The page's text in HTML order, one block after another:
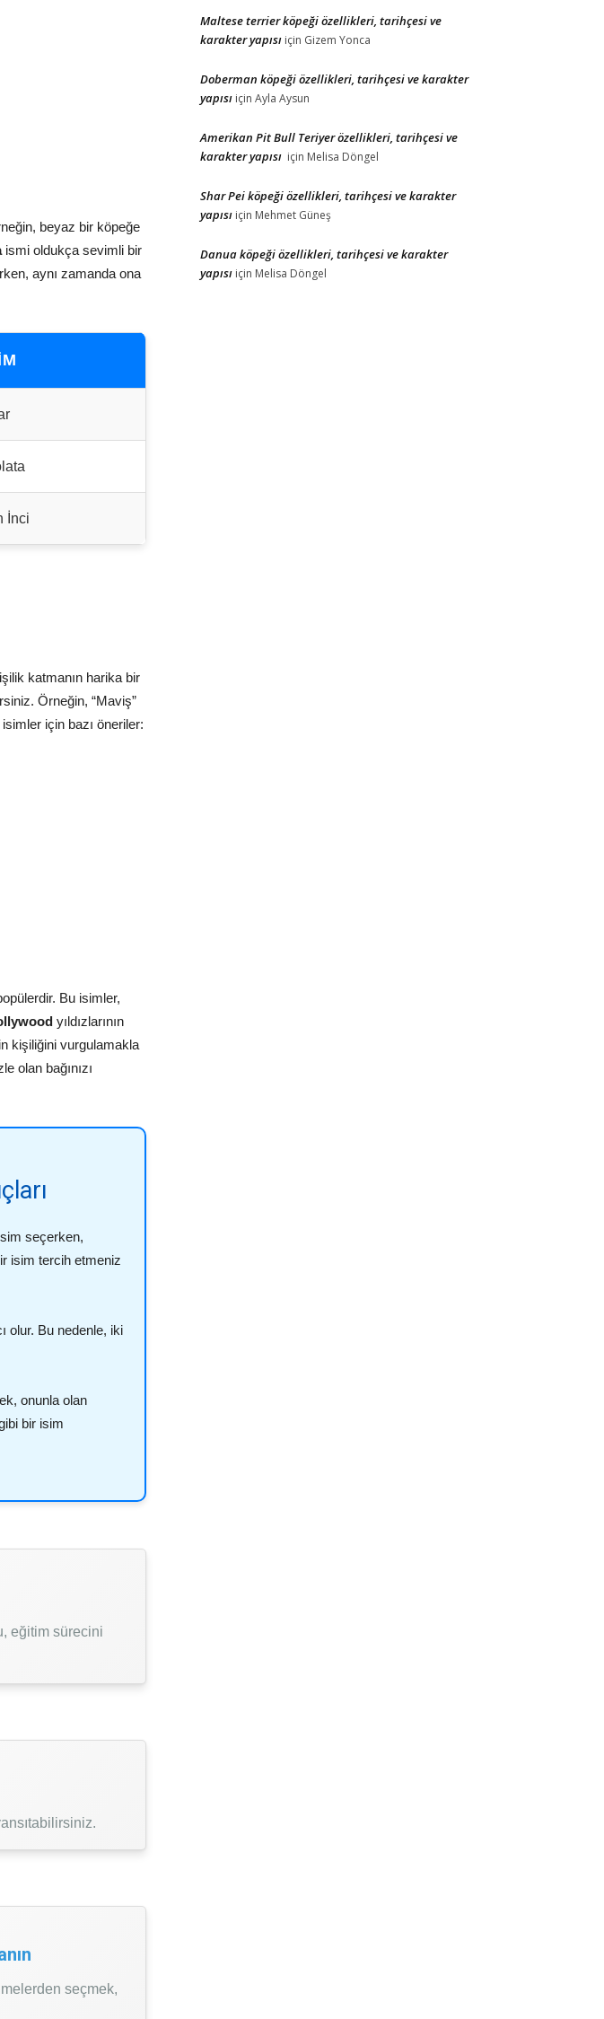
beyaz bir köpeğe
ismi oldukça sevimli bir
aynı zamanda ona
İnci
katmanın harika bir
Örneğin, “Maviş”
için bazı öneriler:
Bu isimler,
yıldızlarının
kişiliğini vurgulamakla
olan bağınızı
seçerken,
isim tercih etmeniz
olur. Bu nedenle, iki
onunla olan
bir isim
eğitim sürecini
seçmek,
Maltese terrier köpeği özellikleri, tarihçesi ve
karakter yapısı için Gizem Yonca
Doberman köpeği özellikleri, tarihçesi ve karakter
yapısı için Ayla Aysun
Amerikan Pit Bull Teriyer özellikleri, tarihçesi ve
karakter yapısı için Melisa Döngel
Shar Pei köpeği özellikleri, tarihçesi ve karakter
yapısı için Mehmet Güneş
Danua köpeği özellikleri, tarihçesi ve karakter
yapısı için Melisa Döngel